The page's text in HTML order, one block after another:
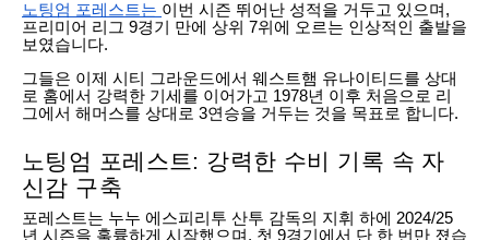
노팅엄 포레스트는 이번 시즌 뛰어난 성적을 거두고 있으며,
프리미어 리그 9경기 만에 상위 7위에 오르는 인상적인 출발을
보였습니다.
그들은 이제 시티 그라운드에서 웨스트햄 유나이티드를 상대
로 홈에서 강력한 기세를 이어가고 1978년 이후 처음으로 리
그에서 해머스를 상대로 3연승을 거두는 것을 목표로 합니다.
노팅엄 포레스트: 강력한 수비 기록 속 자
신감 구축
포레스트는 누누 에스피리투 산투 감독의 지휘 하에 2024/25
년 시즌을 훌륭하게 시작했으며, 첫 9경기에서 단 한 번만 졌습